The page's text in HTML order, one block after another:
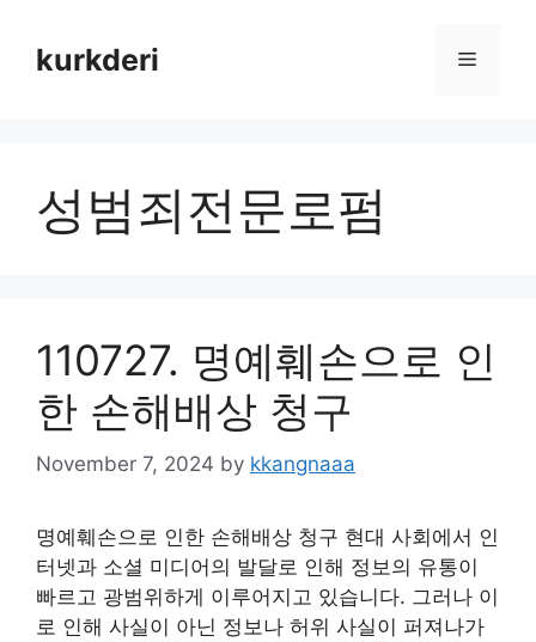
contentkurkderi Menu
성범죄전문로펌
110727. 명예훼손으로 인
한 손해배상 청구
November 7, 2024 by kkangnaaa
명예훼손으로 인한 손해배상 청구 현대 사회에서 인
터넷과 소셜 미디어의 발달로 인해 정보의 유통이
빠르고 광범위하게 이루어지고 있습니다. 그러나 이
로 인해 사실이 아닌 정보나 허위 사실이 퍼져나가